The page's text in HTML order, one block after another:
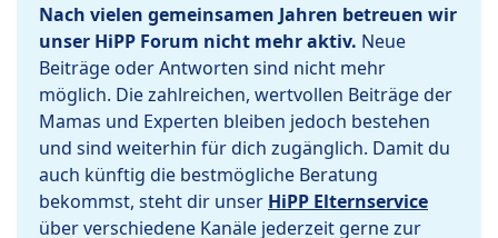
Nach vielen gemeinsamen Jahren betreuen wir
unser HiPP Forum nicht mehr aktiv. Neue
Beiträge oder Antworten sind nicht mehr
möglich. Die zahlreichen, wertvollen Beiträge der
Mamas und Experten bleiben jedoch bestehen
und sind weiterhin für dich zugänglich. Damit du
auch künftig die bestmögliche Beratung
bekommst, steht dir unser HiPP Elternservice
über verschiedene Kanäle jederzeit gerne zur